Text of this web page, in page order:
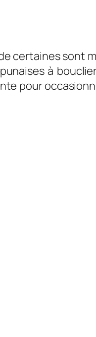
certaines sont
à
pour